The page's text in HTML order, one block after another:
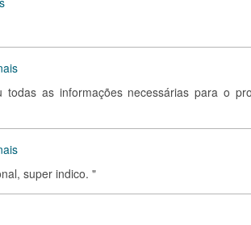
todas as informações necessárias para o
super indico. "